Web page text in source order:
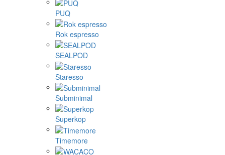
PUQ
Rok espresso
SEALPOD
Staresso
Subminimal
Superkop
Timemore